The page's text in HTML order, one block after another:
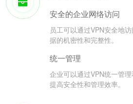
安全的企业网络访问
员工可以通过VPN安全地
据的机密性和完整性。
统一管理
企业可以通过VPN统一管
提高安全性和管理效率。